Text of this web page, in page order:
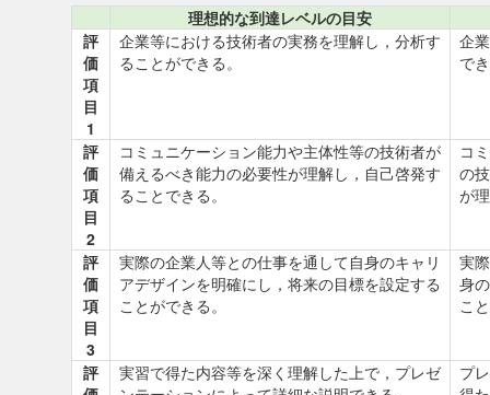
理想的な到達レベルの目安
評
価
項
目
1
企業等における技術者の実務を理解し，分析す
ることができる。
企
で
評
価
項
目
2
コミュニケーション能力や主体性等の技術者が
備えるべき能力の必要性が理解し，自己啓発す
ることできる。
コ
の
が
評
価
項
目
3
実際の企業人等との仕事を通して自身のキャリ
アデザインを明確にし，将来の目標を設定する
ことができる。
実
身
こ
評
実習で得た内容等を深く理解した上で，プレゼ
プ